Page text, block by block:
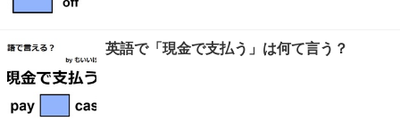
英語で「現金で支払う」は何て言う？